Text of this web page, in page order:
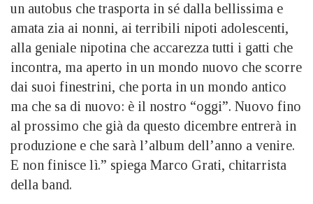
un autobus che trasporta in sé dalla bellissima e
amata zia ai nonni, ai terribili nipoti adolescenti,
alla geniale nipotina che accarezza tutti i gatti che
incontra, ma aperto in un mondo nuovo che scorre
dai suoi finestrini, che porta in un mondo antico
ma che sa di nuovo: è il nostro “oggi”. Nuovo fino
al prossimo che già da questo dicembre entrerà in
produzione e che sarà l’album dell’anno a venire.
E non finisce lì.” spiega Marco Grati, chitarrista
della band.